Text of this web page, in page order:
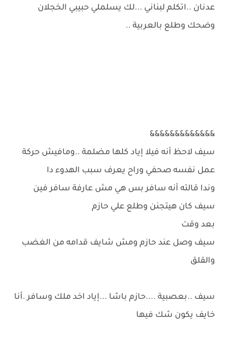
عدنان ..اتكلم لبناني ...لك يسلملي حبيبي الخجلان
وضحك وطلع بالعربية ..
&&&&&&&&&&&&&
سيف لاحظ أنه فيلا إياد كلها مضلمة ..ومافيش حركة
عمل نفسه صحفي وراح يعرف سبب الهدوء دا
وندا قالته أنه سافر بس هي مش عارفة سافر فين
سيف كان هيتجنن وطلع علي حازم
بعد وقت
سيف وصل عند حازم ومش شايف قدامه من الغضب
والقلق
سيف ..بعصبية ....حازم باشا ...إياد اخد ملك وسافر .أنا
خايف يكون شك فيها